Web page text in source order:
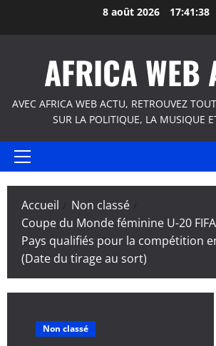
8 août 2026 17:41:39
AFRICA WEB
AVEC AFRICA WEB ACTU, RETROUVEZ
SUR LA POLITIQUE, LA MUSIQUE
Menu
Accueil
Non classé
Coupe du Monde féminine U-20
Pays qualifiés pour la compétition
(Date du tirage au sort)
Non classé